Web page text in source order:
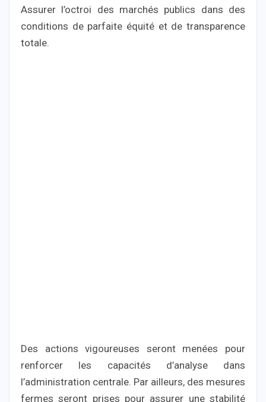
Assurer l’octroi des marchés publics dans des
conditions de parfaite équité et de transparence
totale.
Des actions vigoureuses seront menées pour
renforcer les capacités d’analyse dans
l’administration centrale. Par ailleurs, des mesures
fermes seront prises pour assurer une stabilité